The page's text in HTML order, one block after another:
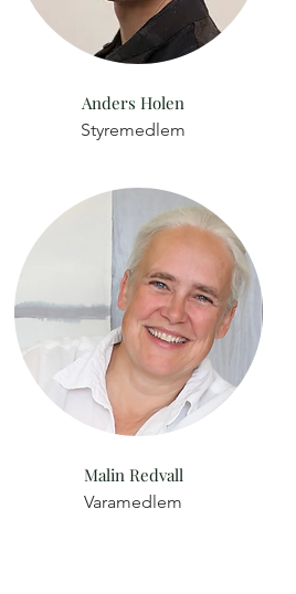
Anders Holen
Styremedlem
Malin Redvall
Varamedlem